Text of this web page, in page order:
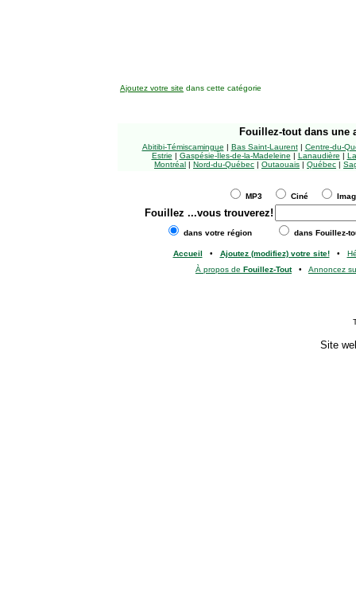
Ajoutez votre site dans cette catégorie
Fouillez-tout dans une
Abitibi-Témiscamingue | Bas Saint-Laurent| Centre-du-
Estrie | Gaspésie-Îles-de-la-Madeleine | Lanaudière |
Montréal | Nord-du-Québec | Outaouais | Québec |
MP3 Ciné
Fouillez ...vous trouverez!
dans votre région dans Fouillez-
Accueil • Ajoutez (modifiez) votre site!•
À propos de Fouillez-Tout• Annoncez
Site